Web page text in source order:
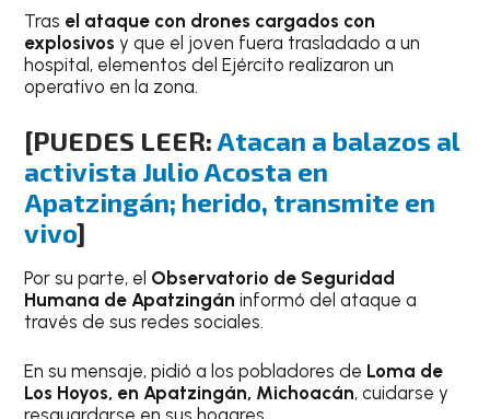
Tras el ataque con drones cargados con
explosivos y que el joven fuera trasladado a un
hospital, elementos del Ejército realizaron un
operativo en la zona.
[PUEDES LEER: Atacan a balazos al
activista Julio Acosta en
Apatzingán; herido, transmite en
vivo]
Por su parte, el Observatorio de Seguridad
Humana de Apatzingán informó del ataque a
través de sus redes sociales.
En su mensaje, pidió a los pobladores de Loma de
Los Hoyos, en Apatzingán, Michoacán, cuidarse y